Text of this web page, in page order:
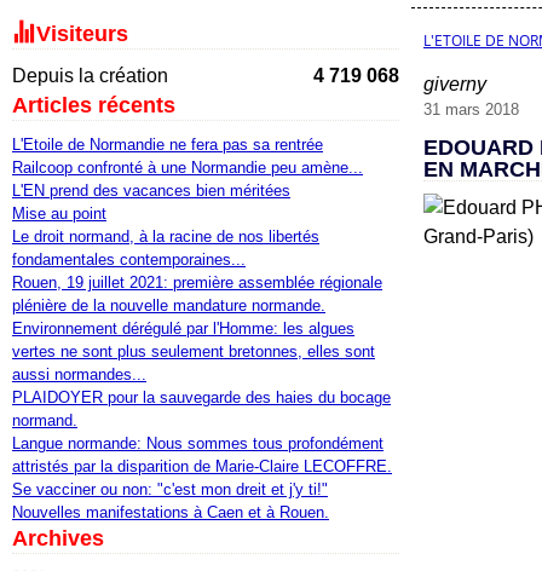
Visiteurs
Depuis la création 4 719 068
Articles récents
L'Etoile de Normandie ne fera pas sa rentrée
Railcoop confronté à une Normandie peu amène...
L'EN prend des vacances bien méritées
Mise au point
Le droit normand, à la racine de nos libertés
fondamentales contemporaines...
Rouen, 19 juillet 2021: première assemblée régionale
plénière de la nouvelle mandature normande.
Environnement dérégulé par l'Homme: les algues
vertes ne sont plus seulement bretonnes, elles sont
aussi normandes...
PLAIDOYER pour la sauvegarde des haies du bocage
normand.
Langue normande: Nous sommes tous profondément
attristés par la disparition de Marie-Claire LECOFFRE.
Se vacciner ou non: "c'est mon dreit et j'y ti!"
Nouvelles manifestations à Caen et à Rouen.
Archives
L'ETOILE DE
giverny
31 mars 2018
EDOUARD
EN